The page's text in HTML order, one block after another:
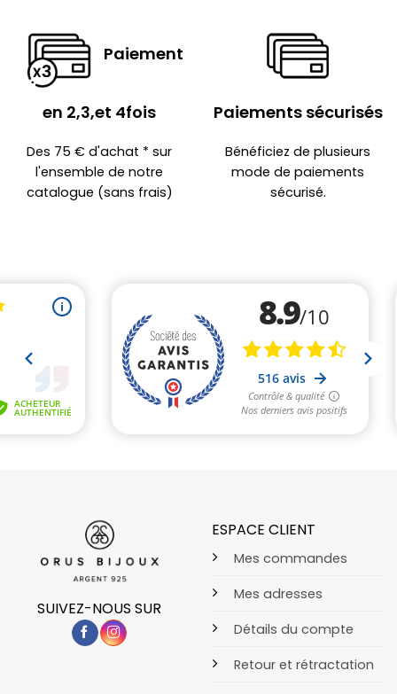
Paiement
en 2,3,et 4fois
Des 75 € d'achat * sur
l'ensemble de notre
catalogue (sans frais)
Paiements sécurisés
Bénéficiez de plusieurs
mode de paiements
sécurisé.
SUIVEZ-NOUS SUR
ESPACE CLIENT
Mes commandes
Mes adresses
Détails du compte
Retour et rétractation